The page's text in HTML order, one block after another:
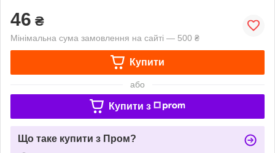
46 ₴
Мінімальна сума замовлення на сайті — 500 ₴
Купити
або
Купити з
Що таке купити з Пром?